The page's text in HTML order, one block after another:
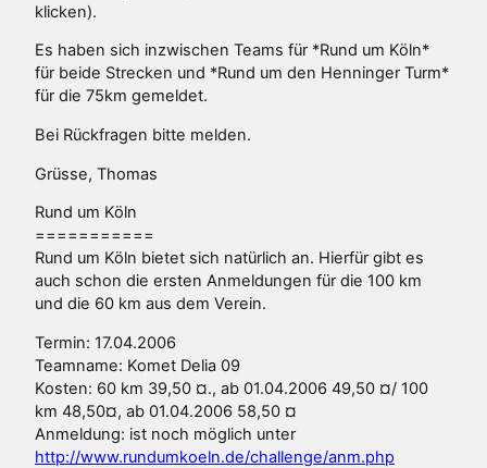
klicken).
Es haben sich inzwischen Teams für *Rund um Köln*
für beide Strecken und *Rund um den Henninger Turm*
für die 75km gemeldet.
Bei Rückfragen bitte melden.
Grüsse, Thomas
Rund um Köln
===========
Rund um Köln bietet sich natürlich an. Hierfür gibt es
auch schon die ersten Anmeldungen für die 100 km
und die 60 km aus dem Verein.
Termin: 17.04.2006
Teamname: Komet Delia 09
Kosten: 60 km 39,50 ¤., ab 01.04.2006 49,50 ¤/ 100
km 48,50¤, ab 01.04.2006 58,50 ¤
Anmeldung: ist noch möglich unter
http://www.rundumkoeln.de/challenge/anm.php